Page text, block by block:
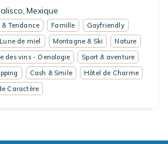
Mexique
Tendance Famille
Gayfriendly
de miel Montagne & Ski
Nature
des vins - Oenologie
Sport & aventure
Cash & Smile
Hôtel de Charme
Caractère